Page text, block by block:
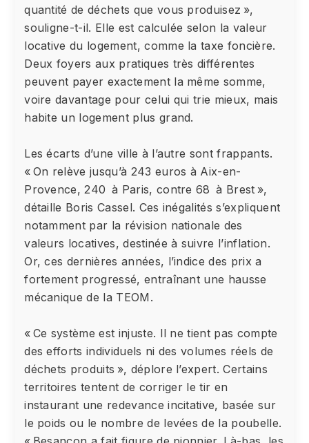
quantité de déchets que vous produisez »,
souligne-t-il. Elle est calculée selon la valeur
locative du logement, comme la taxe foncière.
Deux foyers aux pratiques très différentes
peuvent payer exactement la même somme,
voire davantage pour celui qui trie mieux, mais
habite un logement plus grand.
Les écarts d’une ville à l’autre sont frappants.
« On relève jusqu’à 243 euros à Aix-en-
Provence, 240 à Paris, contre 68 à Brest »,
détaille Boris Cassel. Ces inégalités s’expliquent
notamment par la révision nationale des
valeurs locatives, destinée à suivre l’inflation.
Or, ces dernières années, l’indice des prix a
fortement progressé, entraînant une hausse
mécanique de la TEOM.
« Ce système est injuste. Il ne tient pas compte
des efforts individuels ni des volumes réels de
déchets produits », déplore l’expert. Certains
territoires tentent de corriger le tir en
instaurant une redevance incitative, basée sur
le poids ou le nombre de levées de la poubelle.